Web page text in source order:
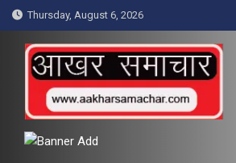
Skip
to
content
Thursday, August 6, 2026
आखर समाचार